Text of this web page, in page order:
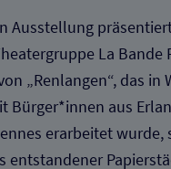
Ausstellung
La Bande
„Renlangen“, das in
Bürger*innen aus
erarbeitet wurde,
entstandener